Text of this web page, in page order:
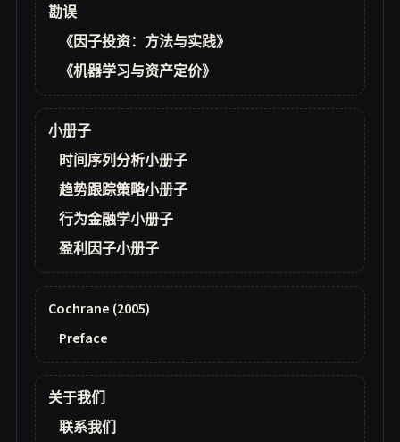
勘误
《因子投资：方法与实践》
《机器学习与资产定价》
小册子
时间序列分析小册子
趋势跟踪策略小册子
行为金融学小册子
盈利因子小册子
Cochrane (2005)
Preface
关于我们
联系我们